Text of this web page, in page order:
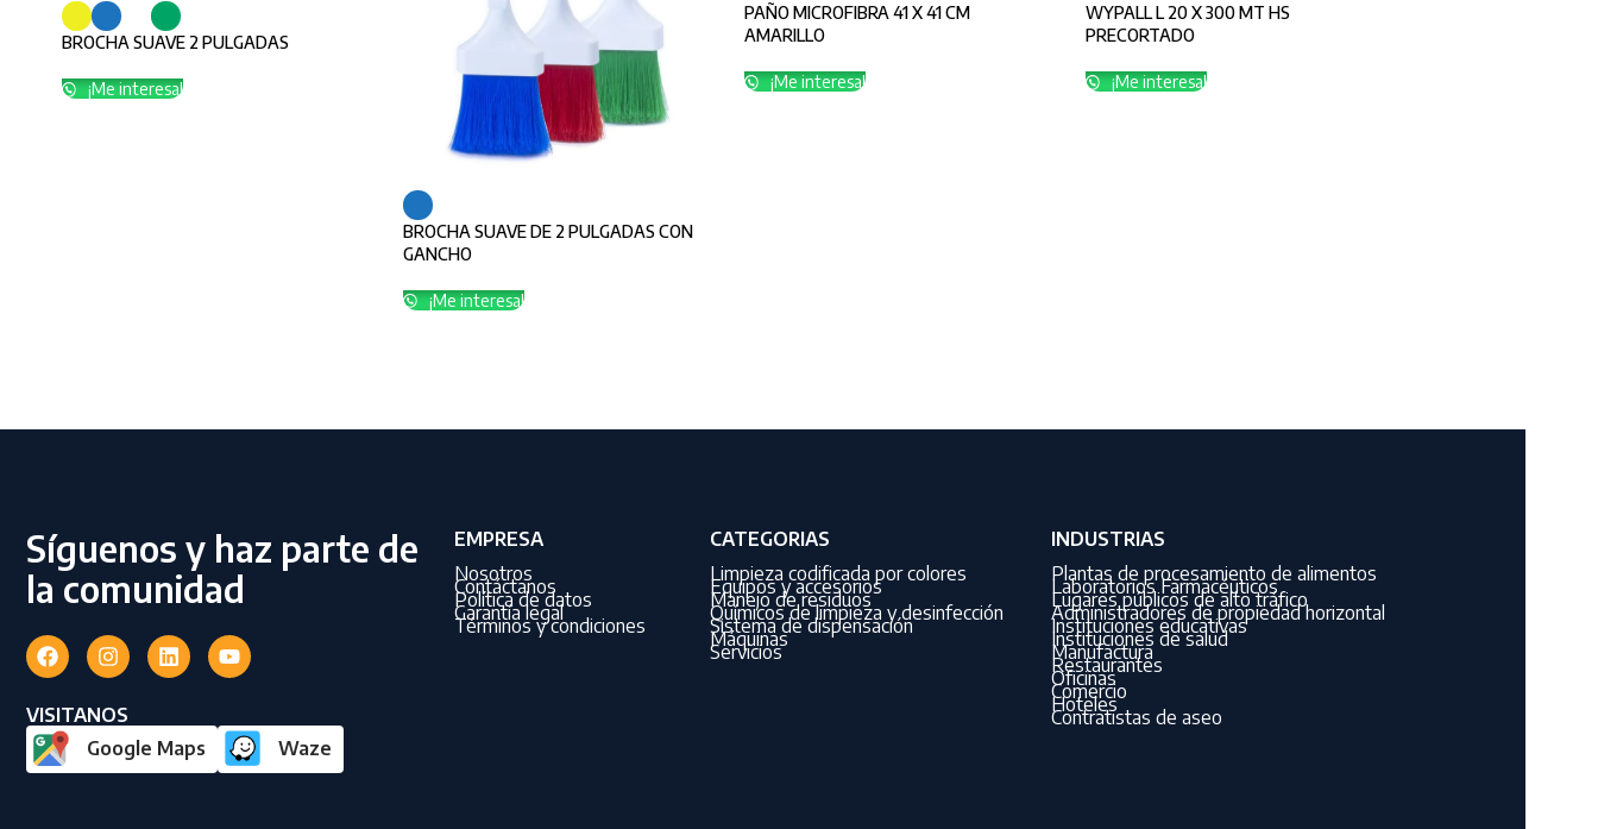
BROCHA SUAVE 2 PULGADAS
¡Me interesa!
BROCHA SUAVE DE 2 PULGADAS CON
GANCHO
¡Me interesa!
PAÑO MICROFIBRA 41 X 41 CM
AMARILLO
¡Me interesa!
WYPALL L 20 X 300 MT HS
PRECORTADO
¡Me interesa!
Síguenos y haz parte de
la comunidad
VISITANOS
Google Maps
Waze
EMPRESA
Nosotros
Contáctanos
Política de datos
Garantía legal
Términos y condiciones
CATEGORIAS
Limpieza codificada por colores
Equipos y accesorios
Manejo de residuos
Químicos de limpieza y desinfección
Sistema de dispensación
Máquinas
Servicios
INDUSTRIAS
Plantas de procesamiento de alimentos
Laboratorios Farmacéuticos
Lugares públicos de alto tráfico
Administradores de propiedad horizontal
Instituciones educativas
Instituciones de salud
Manufactura
Restaurantes
Oficinas
Comercio
Hoteles
Contratistas de aseo